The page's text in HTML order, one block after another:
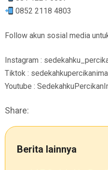
0852 2118 4803
Follow akun sosial media
Instagram :
Tiktok :
Youtube :
Share:
Berita lainnya